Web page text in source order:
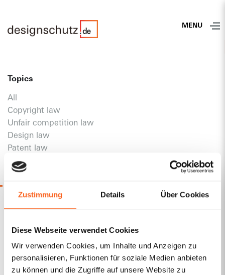
Zustimmung Details Über Cookies
Diese Webseite verwendet Cookies
Wir verwenden Cookies, um Inhalte und Anzeigen zu
personalisieren, Funktionen für soziale Medien anbieten
zu können und die Zugriffe auf unsere Website zu
MENU
Topics
All
Copyright law
Unfair competition law
Design law
Patent law
Miscellaneous
License law
Contributors
Dr. David Slopek, LL.M.